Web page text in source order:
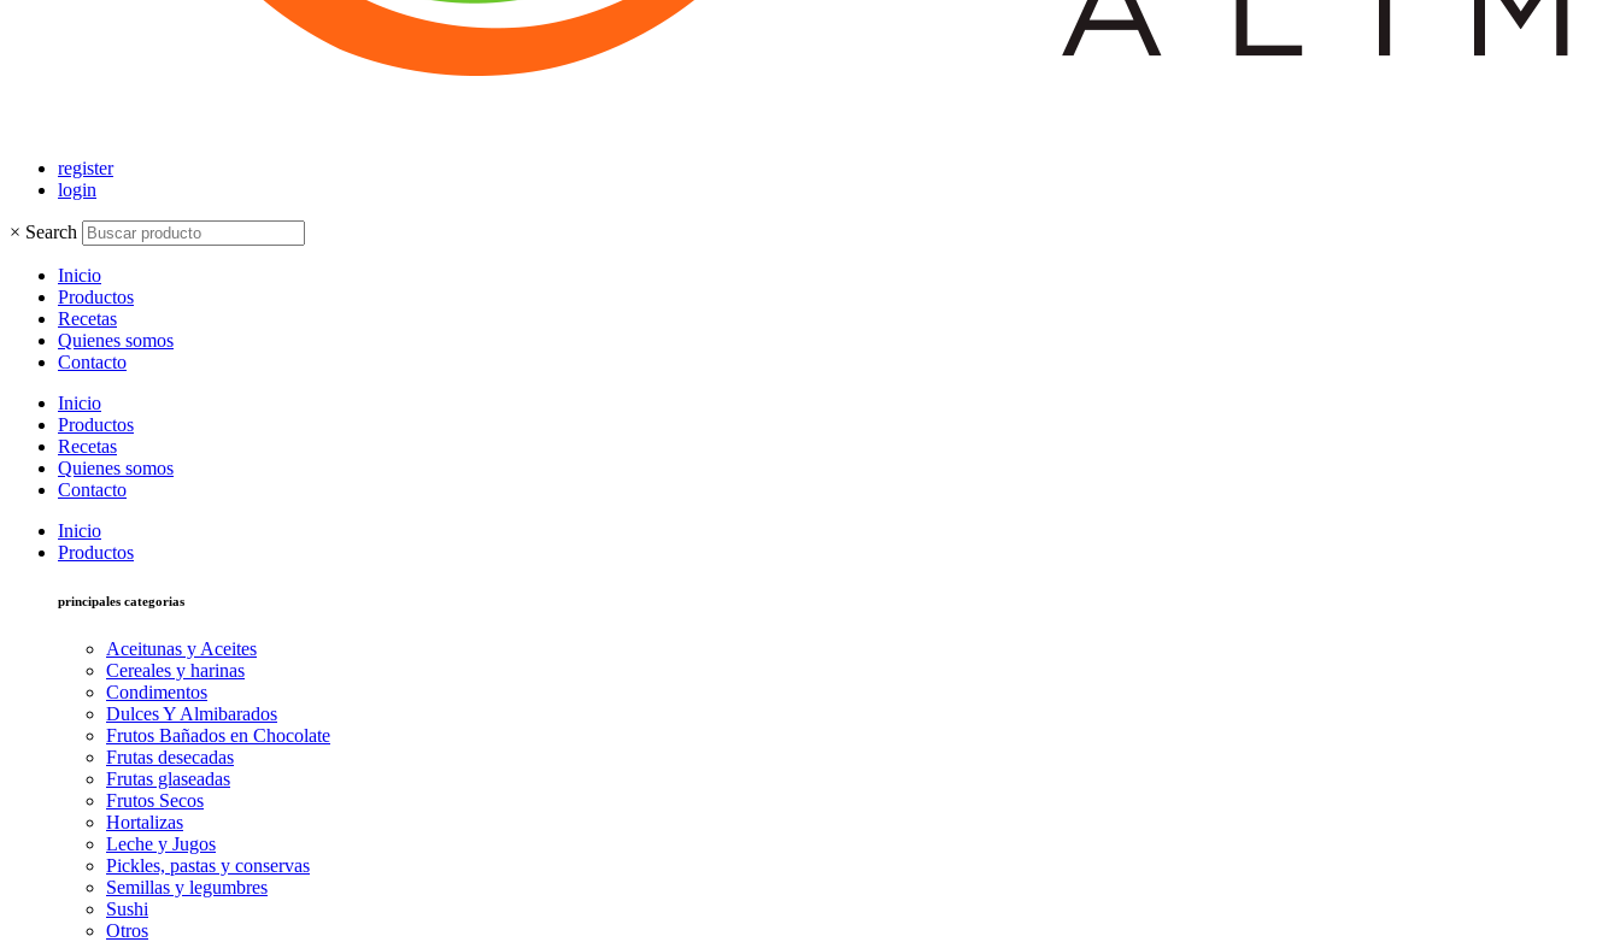
register
login
× Search
Inicio
Productos
Recetas
Quienes somos
Contacto
Inicio
Productos
Recetas
Quienes somos
Contacto
Inicio
Productos
principales categorias
Aceitunas y Aceites
Cereales y harinas
Condimentos
Dulces Y Almibarados
Frutos Bañados en Chocolate
Frutas desecadas
Frutas glaseadas
Frutos Secos
Hortalizas
Leche y Jugos
Pickles, pastas y conservas
Semillas y legumbres
Sushi
Otros